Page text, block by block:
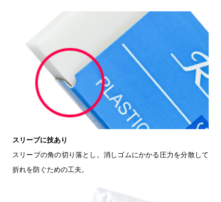
スリーブに技あり
スリーブの角の切り落とし。消しゴムにかかる圧力を分散して
折れを防ぐための工夫。